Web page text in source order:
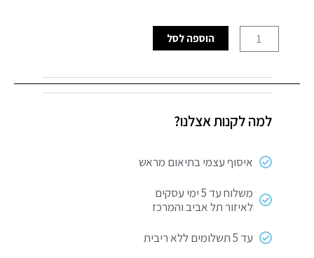
של
הוספה לסל
למה לקנות אצלנו?
איסוף עצמי בתיאום מראש
משלוח עד 5 ימי עסקים
לאיזור תל אביב והמרכז
עד 5 תשלומים ללא ריבית